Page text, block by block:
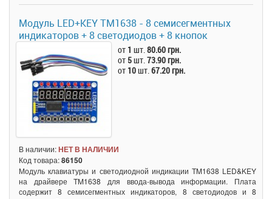
Модуль LED+KEY TM1638 - 8 семисегментных
индикаторов + 8 светодиодов + 8 кнопок
от 1 шт.80.60 грн.
от 5шт.73.90 грн.
от 10шт.67.20 грн.
В наличии:НЕТ В НАЛИЧИИ
Код товара:86150
Модуль клавиатуры и светодиодной индикации TM1638 LED&KEY
на драйвере TM1638 для ввода-вывода информации. Плата
содержит 8 семисегментных индикаторов, 8 светодиодов и 8